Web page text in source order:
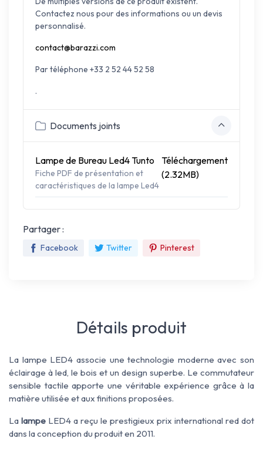
Contactez nous pour des informations ou un devis
personnalisé.
contact@barazzi.com
Par téléphone +33 2 52 44 52 58
.
Documents joints
Lampe de Bureau Led4 Tunto
Fiche PDF de présentation et
caractéristiques de la lampe Led4
Téléchargement
(2.32MB)
Partager :
Facebook Twitter Pinterest
Détails produit
La lampe LED4 associe une technologie moderne avec son
éclairage à led, le bois et un design superbe. Le commutateur
sensible tactile apporte une véritable expérience grâce à la
matière utilisée et aux finitions proposées.
La lampe LED4 a reçu le prestigieux prix international red dot
dans la conception du produit en 2011.